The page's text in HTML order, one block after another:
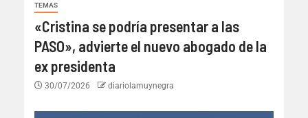
TEMAS
«Cristina se podría presentar a las
PASO», advierte el nuevo abogado de la
ex presidenta
30/07/2026 diariolamuynegra